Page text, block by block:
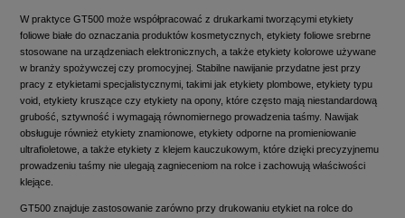
W praktyce GT500 może współpracować z drukarkami tworzącymi etykiety
foliowe białe do oznaczania produktów kosmetycznych, etykiety foliowe srebrne
stosowane na urządzeniach elektronicznych, a także etykiety kolorowe używane
w branży spożywczej czy promocyjnej. Stabilne nawijanie przydatne jest przy
pracy z etykietami specjalistycznymi, takimi jak etykiety plombowe, etykiety typu
void, etykiety kruszące czy etykiety na opony, które często mają niestandardową
grubość, sztywność i wymagają równomiernego prowadzenia taśmy. Nawijak
obsługuje również etykiety znamionowe, etykiety odporne na promieniowanie
ultrafioletowe, a także etykiety z klejem kauczukowym, które dzięki precyzyjnemu
prowadzeniu taśmy nie ulegają zagnieceniom na rolce i zachowują właściwości
klejące.
GT500 znajduje zastosowanie zarówno przy drukowaniu etykiet na rolce do